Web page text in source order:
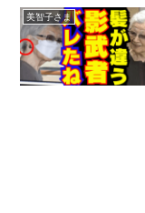
美智子さま